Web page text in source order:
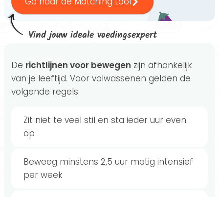
Vind jouw ideale voedingsexpert
De richtlijnen voor bewegen zijn afhankelijk
van je leeftijd. Voor volwassenen gelden de
volgende regels:
Zit niet te veel stil en sta ieder uur even
op
Beweeg minstens 2,5 uur matig intensief
per week